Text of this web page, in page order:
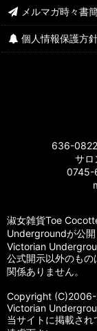
メルマガ時々書
個人情報保護方
636-0822
サロ
0745-
淑女雑貨Toe
Undergroundが公開
Victorian
公式開示以外のも
関係ありません。
Copyright
Victorian
当サイトに掲載さ